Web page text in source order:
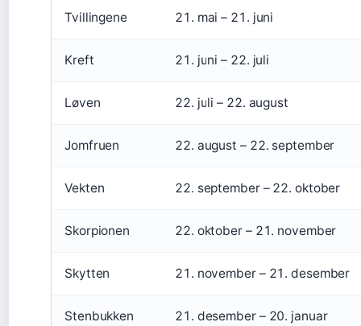
Tvillingene 21. mai – 21. juni
Kreft 21. juni – 22. juli
Løven 22. juli – 22. august
Jomfruen 22. august – 22. september
Vekten 22. september – 22. oktober
Skorpionen 22. oktober – 21. november
Skytten 21. november – 21. desember
Stenbukken 21. desember – 20. januar